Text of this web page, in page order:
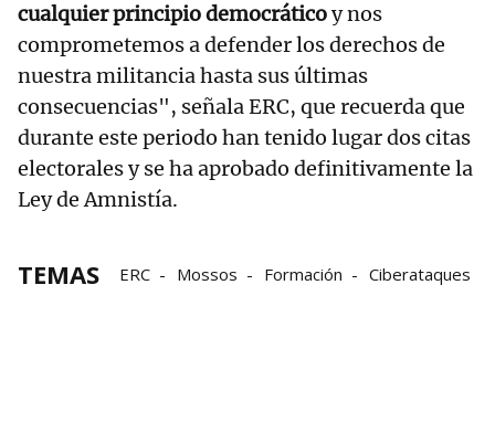
cualquier principio democráticoy nos
comprometemos a defender los derechos de
nuestra militancia hasta sus últimas
consecuencias", señala ERC, que recuerda que
durante este periodo han tenido lugar dos citas
electorales y se ha aprobado definitivamente la
Ley de Amnistía.
TEMAS ERC Mossos Formación Ciberataques